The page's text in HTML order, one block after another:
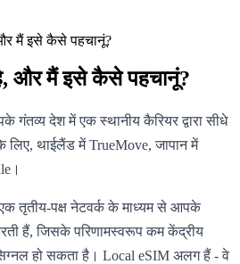
मैं इसे कैसे पहचानूं?
और मैं इसे कैसे पहचानूं?
गंतव्य देश में एक स्थानीय कैरियर द्वारा सीधे
लिए, थाईलैंड में TrueMove, जापान में
तृतीय-पक्ष नेटवर्क के माध्यम से आपके
हैं, जिसके परिणामस्वरूप कम केंद्रीय
सिग्नल हो सकता है। Local eSIM अलग हैं - वे